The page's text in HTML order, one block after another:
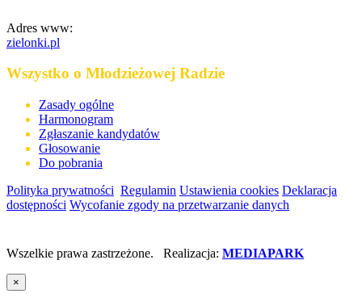
Adres www:
zielonki.pl
Wszystko o Młodzieżowej Radzie
Zasady ogólne
Harmonogram
Zgłaszanie kandydatów
Głosowanie
Do pobrania
Polityka prywatności Regulamin Ustawienia cookies Deklaracja
dostępności Wycofanie zgody na przetwarzanie danych
Wszelkie prawa zastrzeżone. Realizacja: MEDIAPARK
×